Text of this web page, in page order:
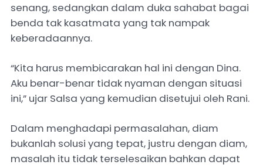
senang, sedangkan dalam duka sahabat bagai
benda tak kasatmata yang tak nampak
keberadaannya.
“Kita harus membicarakan hal ini dengan Dina.
Aku benar-benar tidak nyaman dengan situasi
ini,” ujar Salsa yang kemudian disetujui oleh Rani.
Dalam menghadapi permasalahan, diam
bukanlah solusi yang tepat, justru dengan diam,
masalah itu tidak terselesaikan bahkan dapat